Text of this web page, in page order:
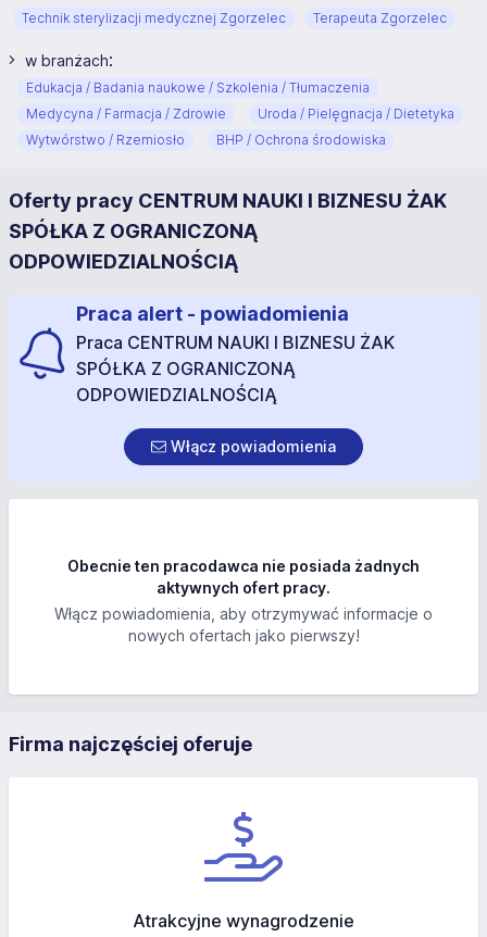
Technik sterylizacji medycznej Zgorzelec
Terapeuta Zgorzelec
w branżach:
Edukacja / Badania naukowe / Szkolenia / Tłumaczenia
Medycyna / Farmacja / Zdrowie
Uroda / Pielęgnacja / Dietetyka
Wytwórstwo / Rzemiosło
BHP / Ochrona środowiska
Oferty pracy CENTRUM NAUKI I BIZNESU ŻAK
SPÓŁKA Z OGRANICZONĄ
ODPOWIEDZIALNOŚCIĄ
Praca alert - powiadomienia
Praca CENTRUM NAUKI I BIZNESU ŻAK
SPÓŁKA Z OGRANICZONĄ
ODPOWIEDZIALNOŚCIĄ
Włącz powiadomienia
Obecnie ten pracodawca nie posiada żadnych
aktywnych ofert pracy.
Włącz powiadomienia, aby otrzymywać informacje o
nowych ofertach jako pierwszy!
Firma najczęściej oferuje
Atrakcyjne wynagrodzenie